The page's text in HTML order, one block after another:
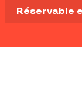
Aller
au
principal
Réservable